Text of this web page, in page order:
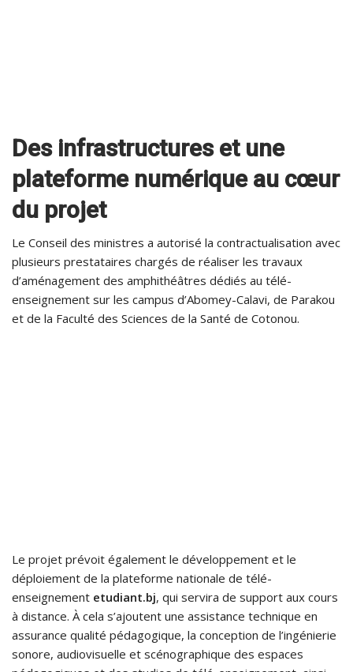
Des infrastructures et une
plateforme numérique au cœur
du projet
Le Conseil des ministres a autorisé la contractualisation avec
plusieurs prestataires chargés de réaliser les travaux
d’aménagement des amphithéâtres dédiés au télé-
enseignement sur les campus d’Abomey-Calavi, de Parakou
et de la Faculté des Sciences de la Santé de Cotonou.
Le projet prévoit également le développement et le
déploiement de la plateforme nationale de télé-
enseignement etudiant.bj, qui servira de support aux cours
à distance. À cela s’ajoutent une assistance technique en
assurance qualité pédagogique, la conception de l’ingénierie
sonore, audiovisuelle et scénographique des espaces